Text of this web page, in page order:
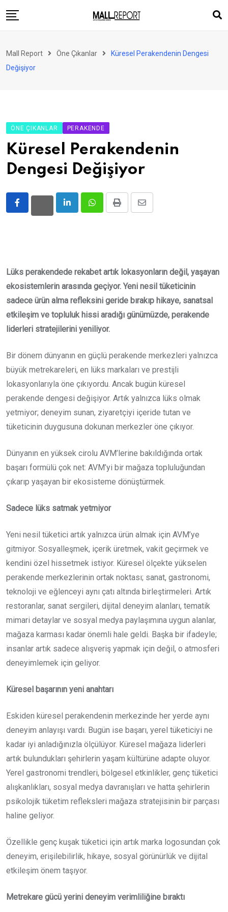
to
Perakende
Ürün ve Hizmet
Enerji
Haber
Gündem
Atamalar
Mall Report Öne Çıkanlar
Küresel Perakendenin Dengesi
Değişiyor
ÖNE ÇIKANLAR PERAKENDE
Küresel Perakendenin
Dengesi Değişiyor
LinkedInWhatsappPrint
Share
Lüks perakendede rekabet artık lokasyonların değil, yaşayan
ekosistemlerin arasında geçiyor. Yeni nesil tüketicinin
sadece ürün alma refleksini geride bırakıp hikaye, sanatsal
etkileşim ve topluluk hissi aradığı günümüzde, perakende
liderleri stratejilerini yeniliyor.
Bir dönem dünyanın en güçlü perakende merkezleri yalnızca
büyük metrekareleri, en lüks markaları ve prestijli
lokasyonlarıyla öne çıkıyordu. Ancak bugün küresel
perakende dengesi değişiyor. Artık yalnızca lüks olmak
yetmiyor; deneyim sunan, ziyaretçiyi içeride tutan ve
tüketicinin duygusuna dokunan merkezler öne çıkıyor.
Dünyanın en yüksek cirolu AVM’lerine bakıldığında ortak
başarı formülü çok net: AVM’yi bir mağaza topluluğundan
çıkarıp yaşayan bir ekosisteme dönüştürmek.
Sadece lüks satmak yetmiyor
Yeni nesil tüketici artık yalnızca ürün almak için AVM’ye
gitmiyor. Sosyalleşmek, içerik üretmek, vakit geçirmek ve
kendini özel hissetmek istiyor. Küresel ölçekte yükselen
perakende merkezlerinin ortak noktası; sanat, gastronomi,
teknoloji ve eğlenceyi aynı çatı altında birleştirmeleri. Artık
restoranlar, sanat sergileri, dijital deneyim alanları, tematik
mimari detaylar ve sosyal medya paylaşımına uygun alanlar,
mağaza karması kadar önemli hale geldi. Başka bir ifadeyle;
insanlar artık sadece alışveriş yapmak için değil, o atmosferi
deneyimlemek için geliyor.
Küresel başarının yeni anahtarı
Eskiden küresel perakendenin merkezinde her yerde aynı
deneyim anlayışı vardı. Bugün ise başarı, yerel tüketiciyi ne
kadar iyi anladığınızla ölçülüyor. Küresel mağaza liderleri
artık bulundukları şehirlerin yaşam kültürüne adapte oluyor.
Yerel gastronomi trendleri, bölgesel etkinlikler, genç tüketici
alışkanlıkları, sosyal medya davranışları ve hatta şehirlerin
psikolojik tüketim refleksleri mağaza stratejisinin bir parçası
haline geliyor.
Özellikle genç kuşak tüketici için artık marka logosundan çok
deneyim, erişilebilirlik, hikaye, sosyal görünürlük ve dijital
etkileşim önem taşıyor.
Metrekare gücü yerini deneyim verimliliğine bıraktı